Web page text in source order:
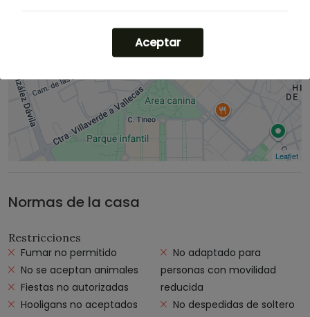
Leaflet
Normas de la casa
Restricciones
Fumar no permitido
No se aceptan animales
Fiestas no autorizadas
Hooligans no aceptados
personas con movilidad
reducida
No despedidas de soltero
Aceptar